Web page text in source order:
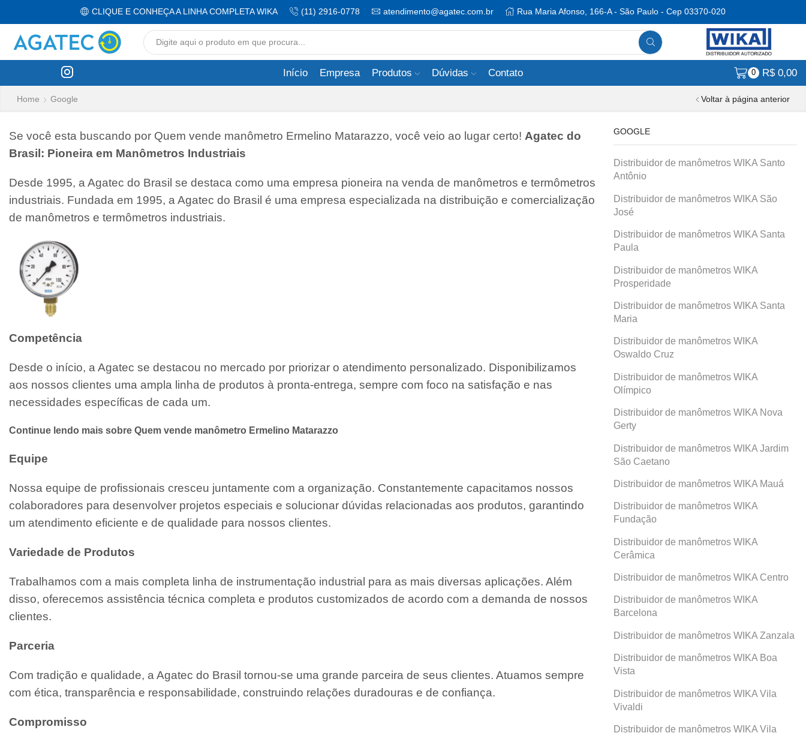
CLIQUE E CONHEÇA A LINHA COMPLETA WIKA (11) 2916-0778 atendimento@agatec.com.br Rua Maria Afonso, 166-A - São Paulo - Cep 03370-020
input
Início Empresa Produtos Dúvidas Contato 0 R$0,00
Voltar à página anterior
Home Google
Se você esta buscando por Quem vende manômetro Ermelino Matarazzo, você veio ao lugar certo! Agatec do
Brasil: Pioneira em Manômetros Industriais
Desde 1995, a Agatec do Brasil se destaca como uma empresa pioneira na venda de manômetros e termômetros
industriais. Fundada em 1995, a Agatec do Brasil é uma empresa especializada na distribuição e comercialização
de manômetros e termômetros industriais.
Competência
Desde o início, a Agatec se destacou no mercado por priorizar o atendimento personalizado. Disponibilizamos
aos nossos clientes uma ampla linha de produtos à pronta-entrega, sempre com foco na satisfação e nas
necessidades específicas de cada um.
Continue lendo mais sobre Quem vende manômetro Ermelino Matarazzo
Equipe
Nossa equipe de profissionais cresceu juntamente com a organização. Constantemente capacitamos nossos
colaboradores para desenvolver projetos especiais e solucionar dúvidas relacionadas aos produtos, garantindo
um atendimento eficiente e de qualidade para nossos clientes.
Variedade de Produtos
Trabalhamos com a mais completa linha de instrumentação industrial para as mais diversas aplicações. Além
disso, oferecemos assistência técnica completa e produtos customizados de acordo com a demanda de nossos
clientes.
Parceria
Com tradição e qualidade, a Agatec do Brasil tornou-se uma grande parceira de seus clientes. Atuamos sempre
com ética, transparência e responsabilidade, construindo relações duradouras e de confiança.
Compromisso
GOOGLE
Distribuidor de manômetros WIKA Santo
Antônio
Distribuidor de manômetros WIKA São
José
Distribuidor de manômetros WIKA Santa
Paula
Distribuidor de manômetros WIKA
Prosperidade
Distribuidor de manômetros WIKA Santa
Maria
Distribuidor de manômetros WIKA
Oswaldo Cruz
Distribuidor de manômetros WIKA
Olímpico
Distribuidor de manômetros WIKA Nova
Gerty
Distribuidor de manômetros WIKA Jardim
São Caetano
Distribuidor de manômetros WIKA Mauá
Distribuidor de manômetros WIKA
Fundação
Distribuidor de manômetros WIKA
Cerâmica
Distribuidor de manômetros WIKA Centro
Distribuidor de manômetros WIKA
Barcelona
Distribuidor de manômetros WIKA Zanzala
Distribuidor de manômetros WIKA Boa
Vista
Distribuidor de manômetros WIKA Vila
Vivaldi
Distribuidor de manômetros WIKA Vila